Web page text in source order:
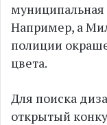
Например, а
полиции
цвета.
Для поиска
открытый